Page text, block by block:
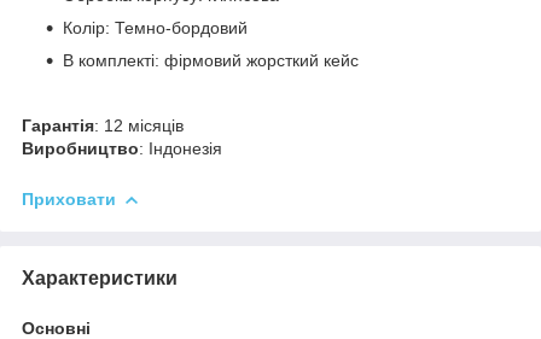
Колір: Темно-бордовий
В комплекті: фірмовий жорсткий кейс
Гарантія: 12 місяців
Виробництво: Індонезія
Приховати
Характеристики
Основні